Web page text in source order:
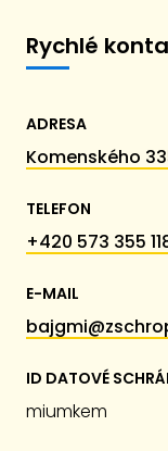
Rychlé
ADRESA
Komenského
TELEFON
+420 573 355
E-MAIL
ID DATOVÉ
miumkem